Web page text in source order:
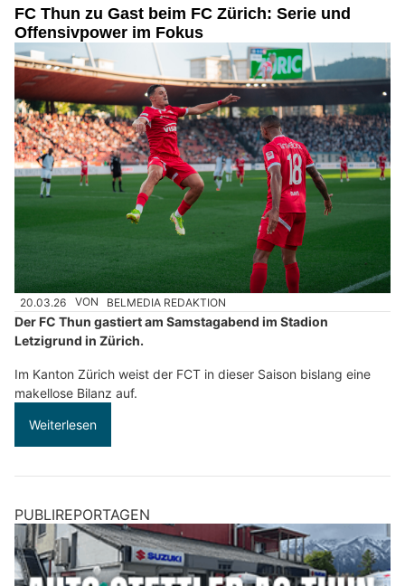
FC Thun zu Gast beim FC Zürich: Serie und
Offensivpower im Fokus
20.03.26 VON BELMEDIA REDAKTION
Der FC Thun gastiert am Samstagabend im Stadion
Letzigrund in Zürich.
Im Kanton Zürich weist der FCT in dieser Saison bislang eine
makellose Bilanz auf.
Weiterlesen
PUBLIREPORTAGEN